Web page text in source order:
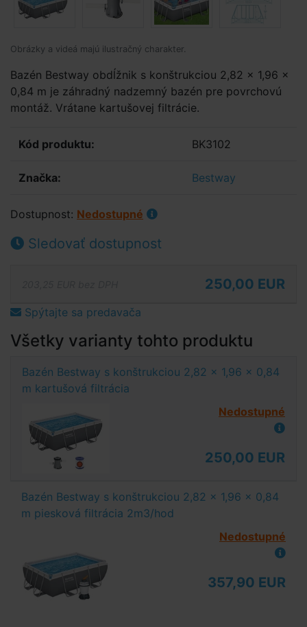
Obrázky a videá majú ilustračný charakter.
Bazén Bestway obdĺžnik s konštrukciou 2,82 x 1,96 x
0,84 m je záhradný nadzemný bazén pre povrchovú
montáž. Vrátane kartušovej filtrácie.
Kód produktu: BK3102
Značka: Bestway
Dostupnost: Nedostupné
Sledovať dostupnost
250,00 EUR
Spýtajte sa predavača
Všetky varianty tohto produktu
Bazén Bestway s konštrukciou 2,82 x 1,96 x 0,84
m kartušová filtrácia
Nedostupné
250,00 EUR
Bazén Bestway s konštrukciou 2,82 x 1,96 x 0,84
m piesková filtrácia 2m3/hod
Nedostupné
357,90 EUR